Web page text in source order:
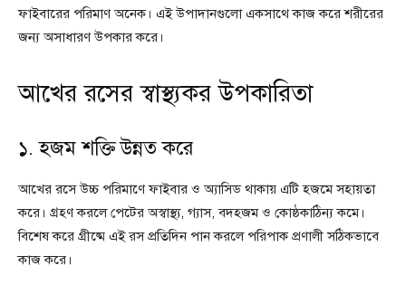
ফাইবারের পরিমাণ অনেক। এই উপাদানগুলো একসাথে কাজ করে শরীরের
জন্য অসাধারণ উপকার করে।
আখের রসের স্বাস্থ্যকর উপকারিতা
১. হজম শক্তি উন্নত করে
আখের রসে উচ্চ পরিমাণে ফাইবার ও অ্যাসিড থাকায় এটি হজমে সহায়তা
করে। গ্রহণ করলে পেটের অস্বাস্থ্য, গ্যাস, বদহজম ও কোষ্ঠকাঠিন্য কমে।
বিশেষ করে গ্রীষ্মে এই রস প্রতিদিন পান করলে পরিপাক প্রণালী সঠিকভাবে
কাজ করে।